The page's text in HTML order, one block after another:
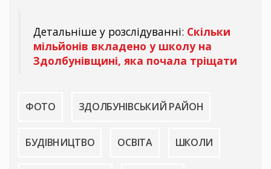
Детальніше у розслідуванні: Скільки
мільйонів вкладено у школу на
Здолбунівщині, яка почала тріщати
ФОТО ЗДОЛБУНІВСЬКИЙ РАЙОН
БУДІВНИЦТВО ОСВІТА ШКОЛИ